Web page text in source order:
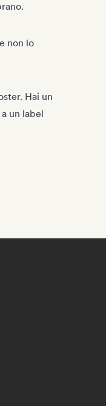
non lo
Hai un
un label